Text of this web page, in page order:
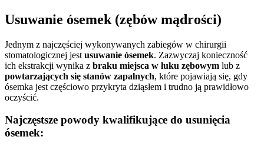
Usuwanie ósemek (zębów mądrości)
Jednym z najczęściej wykonywanych zabiegów w chirurgii
stomatologicznej jest usuwanie ósemek. Zazwyczaj konieczność
ich ekstrakcji wynika z braku miejsca w łuku zębowym lub z
powtarzających się stanów zapalnych, które pojawiają się, gdy
ósemka jest częściowo przykryta dziąsłem i trudno ją prawidłowo
oczyścić.
Najczęstsze powody kwalifikujące do usunięcia
ósemek: